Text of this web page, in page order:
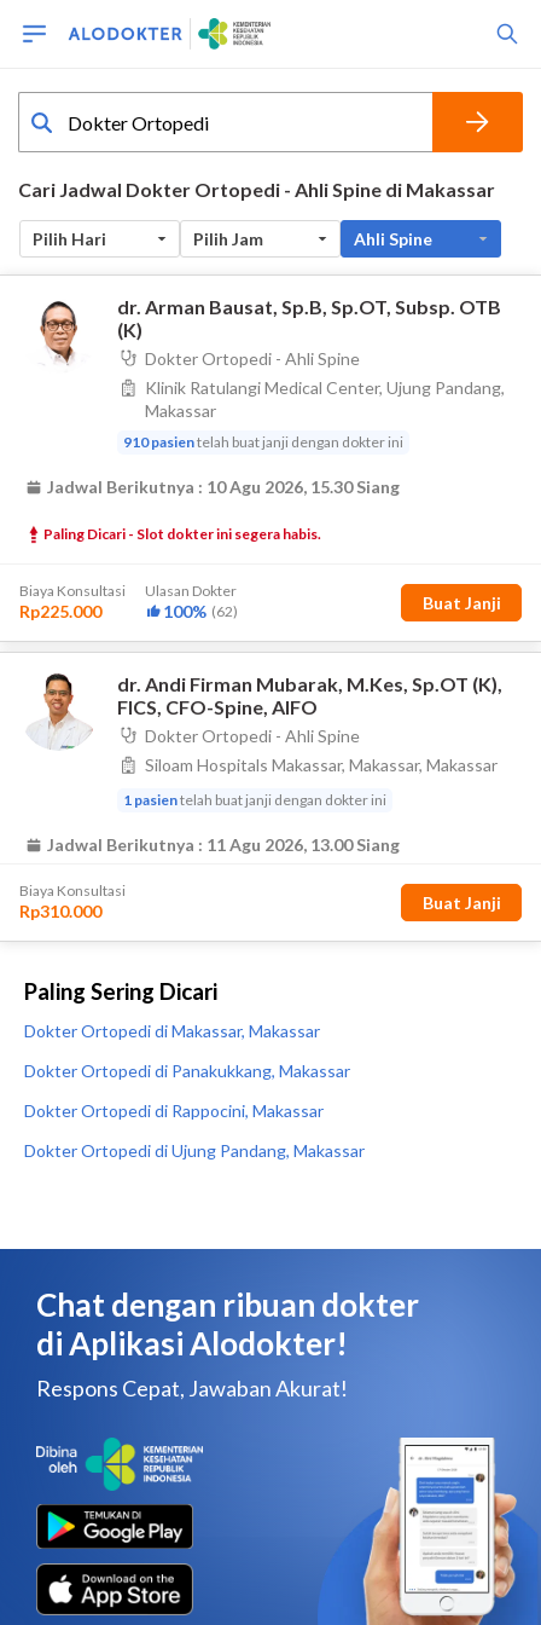
Paling Sering Dicari
Dokter Ortopedi di Makassar, Makassar
Dokter Ortopedi di Panakukkang, Makassar
Dokter Ortopedi di Rappocini, Makassar
Dokter Ortopedi di Ujung Pandang, Makassar